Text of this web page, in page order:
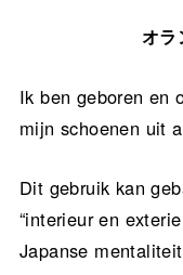
オ
Ik ben geboren en
mijn schoenen uit
Dit gebruik kan
“interieur en
Japanse